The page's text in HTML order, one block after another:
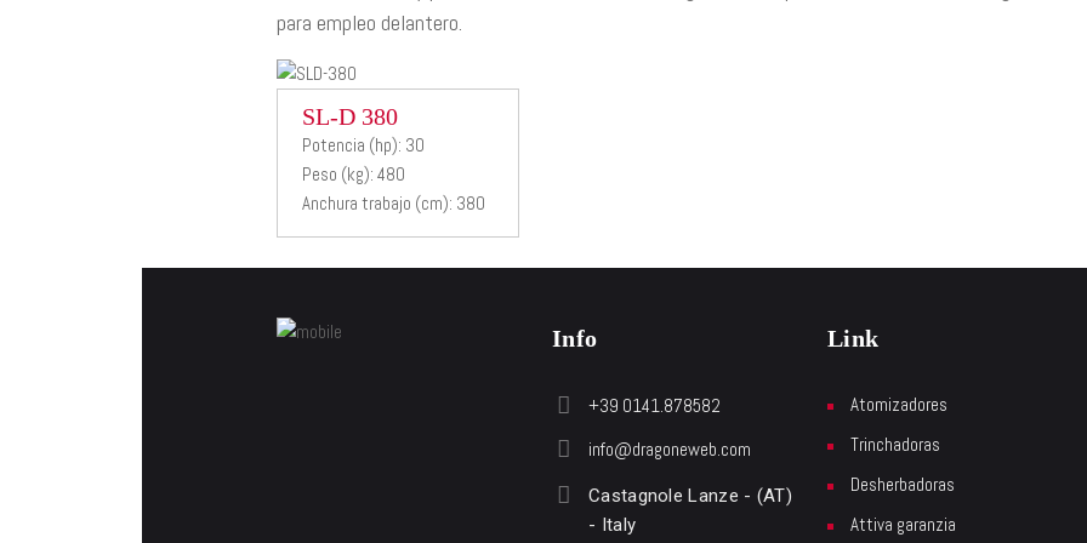
para empleo delantero.
SL-D 380
Potencia (hp): 30
Peso (kg): 480
Anchura trabajo (cm): 380
SL-D 380
Desbrozadora
Info
+39 0141.878582
info@dragoneweb.com
Castagnole Lanze - (AT)
- Italy
Link
Atomizadores
Trinchadoras
Desherbadoras
Attiva garanzia